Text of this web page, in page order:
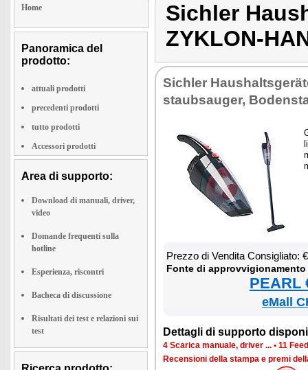
Home
Panoramica del
prodotto:
attuali prodotti
precedenti prodotti
tutto prodotti
Accessori prodotti
Area di supporto:
Download di manuali, driver,
video
Domande frequenti sulla
hotline
Esperienza, riscontri
Bacheca di discussione
Risultati dei test e relazioni sui
test
Sichler
ZYKLON-
Si­chler
staub­sau­ger,
Prez­zo di Ven­di­ta Con­si­glia­to:
Fon­te di
PEARL
eMall
Det­ta­gli di sup­por­to
4 Sca­ri­ca ma­nua­le, dri­ver ... • 11
Re­cen­sio­ni del­la stam­pa e pre­mi